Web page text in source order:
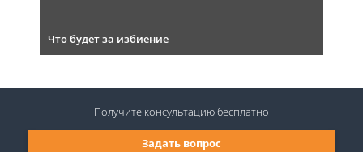
Что будет за избиение
Задать вопрос
Получите консультациюбесплатно